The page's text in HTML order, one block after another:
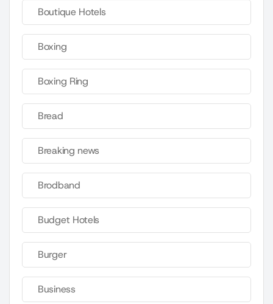
Boutique Hotels
Boxing
Boxing Ring
Bread
Breaking news
Brodband
Budget Hotels
Burger
Business